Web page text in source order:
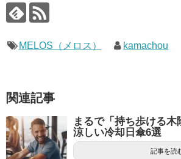
MELOS（メロス） kamachou
関連記事
まるで「持ち歩ける
涼しい冷却日傘6選
記事を読